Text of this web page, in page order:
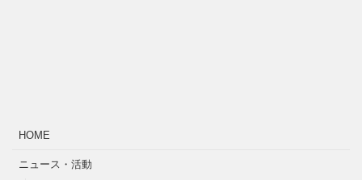
HOME
ニュース・活動